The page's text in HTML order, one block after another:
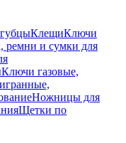
КлещиКлючи
ремни и сумки для
Ключи газовые,
Ножницы для
Щетки по